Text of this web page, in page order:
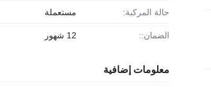
حالة المركبة: مستعملة
الضمان:: 12 شهور
معلومات إضافية